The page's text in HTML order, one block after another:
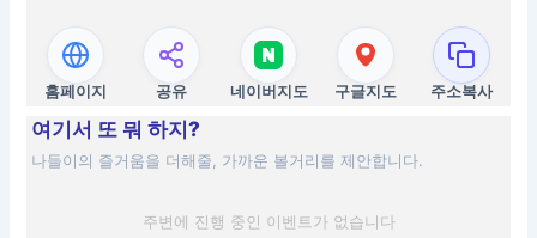
홈페이지 공유 네이버지도 구글지도 주소복사
여기서 또 뭐 하지?
나들이의 즐거움을 더해줄, 가까운 볼거리를 제안합니다.
주변에 진행 중인 이벤트가 없습니다